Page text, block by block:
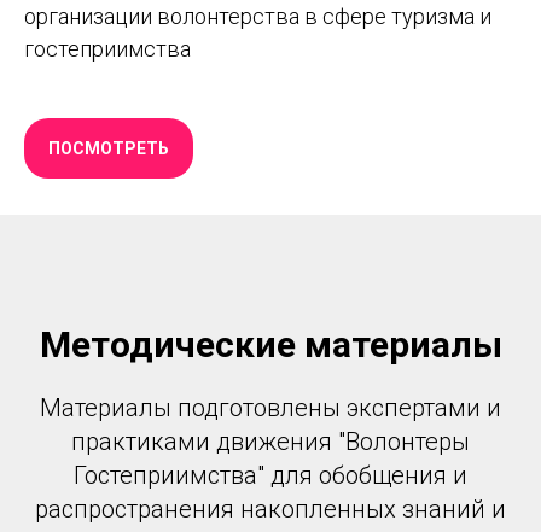
организации волонтерства в сфере туризма и
гостеприимства
ПОСМОТРЕТЬ
Методические материалы
Материалы подготовлены экспертами и
практиками движения "Волонтеры
Гостеприимства" для обобщения и
распространения накопленных знаний и